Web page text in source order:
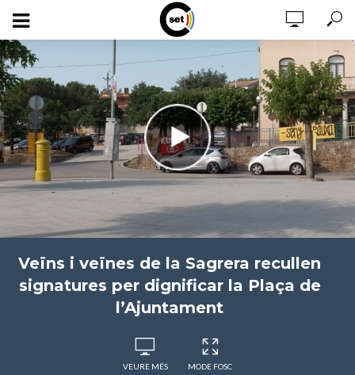
Veïns i veïnes de la Sagrera recullen
signatures per dignificar la Plaça de
l’Ajuntament
VEURE MÉS
MODE FOSC